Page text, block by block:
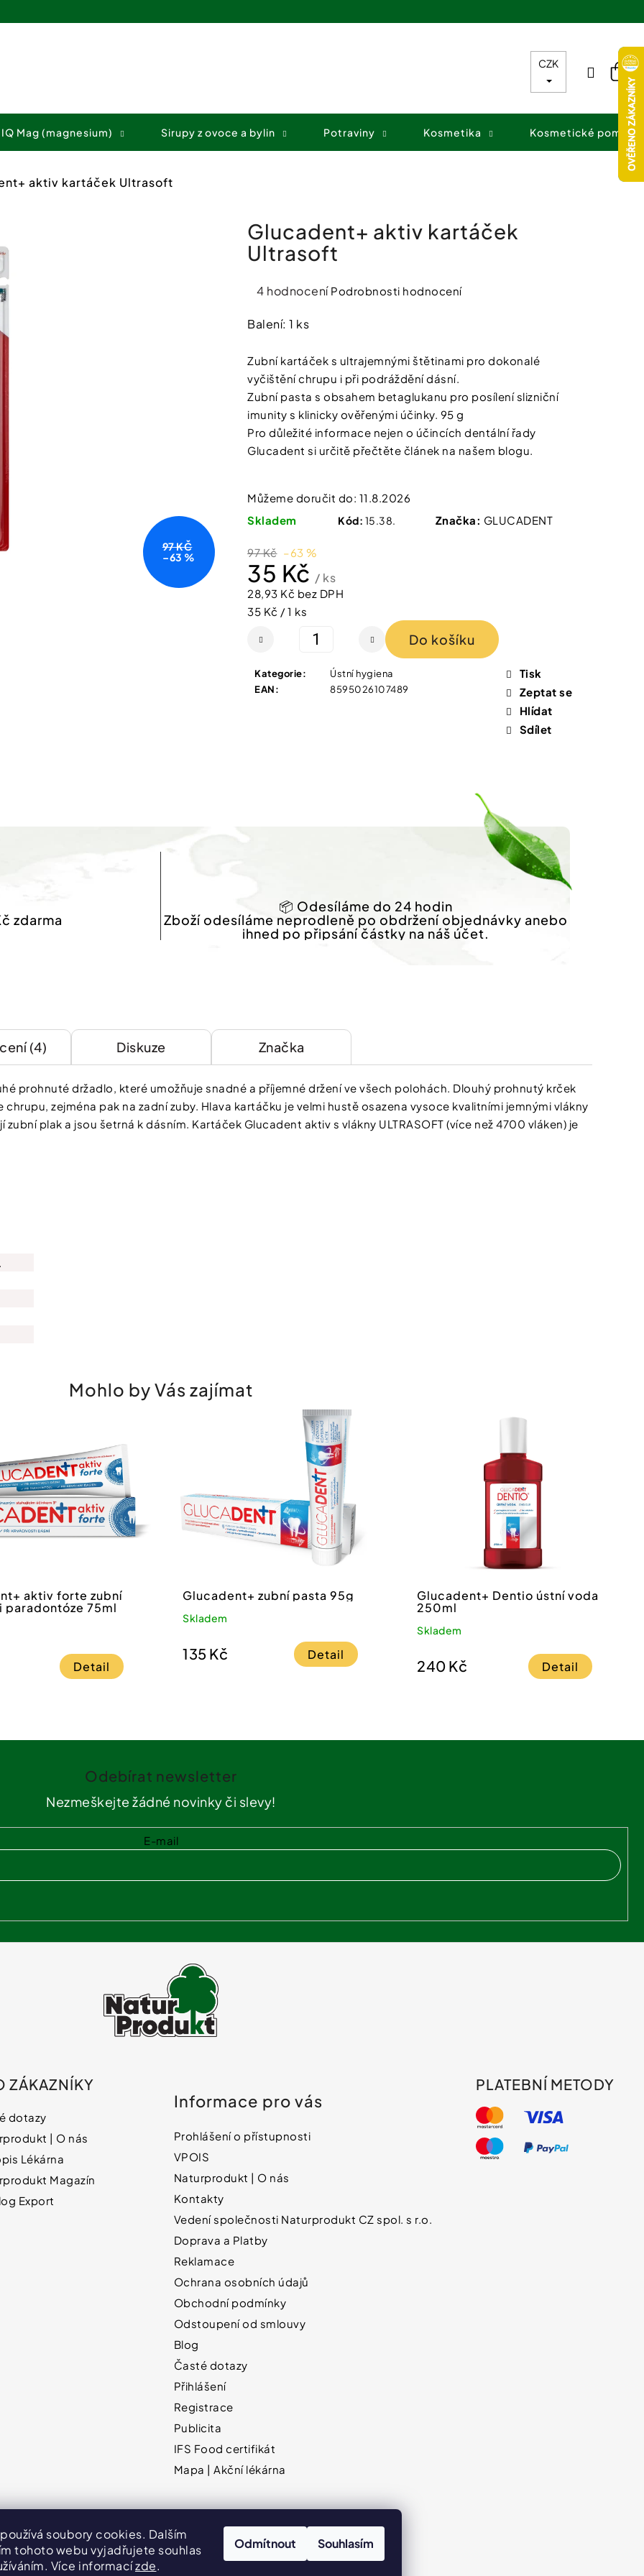
soubory cookies. Dalším
tohoto webu vyjadřujete souhlas
Více informacízde.
Odmítnout Souhlasím
Mag (magnesium) Sirupy z ovoce a bylin Potraviny Kosmetika Kosmetické
CZK
aktiv kartáček Ultrasoft
Průměrné
produktu
5,0
z
5
hvězdiček.
4 hodnocení Podrobnosti hodnocení
Glucadent+ aktiv kartáček
Ultrasoft
Balení: 1 ks
Zubní kartáček s ultrajemnými štětinami pro dokonalé
vyčištění chrupu i při podráždění dásní.
Zubní pasta s obsahem betaglukanu pro posílení slizniční
imunity s klinicky ověřenými účinky. 95 g
Pro důležité informace nejen o účincích dentální řady
Glucadent si určitě přečtěte článek na našem blogu.
Můžeme doručit do: 11.8.2026
Skladem
Kód: 15.38. Značka: GLUCADENT
97 Kč –63 %
35 Kč / ks
28,93 Kč bez DPH
Měrná
35 Kč / 1 ks
Do košíku
Kategorie:
Ústní hygiena
EAN: 8595026107489
Tisk
Zeptat se
Hlídat
Sdílet
97 KČ
–63 %
zdarma
📦 Odesíláme do 24 hodin
Zboží odesíláme neprodleně po obdržení objednávky anebo
ihned po připsání částky na náš účet.
(4) Diskuze Značka
prohnuté držadlo, které umožňuje snadné a příjemné držení ve všech polohách. Dlouhý prohnutý krček
zejména pak na zadní zuby. Hlava kartáčku je velmi hustě osazena vysoce kvalitními jemnými vlákny
plak a jsou šetrná k dásním. Kartáček Glucadent aktiv s vlákny ULTRASOFT (více než 4700 vláken) je
Mohlo by Vás zajímat
aktiv forte zubní
paradontóze 75ml
Detail
Glucadent+ zubní pasta 95g
Skladem
135 Kč Detail
Glucadent+ Dentio ústní voda
250ml
Skladem
240 Kč Detail
HLEDAT
VYŽIVUJÍCÍ A HYDRATAČNÍ
S BAM. MÁSLEM 1 PÁR
Kč
NATURPRODUKT IZOFET SLIM
188 Kč
Odebírat newsletter
Nezmeškejte žádné novinky či slevy!
E-mail
ZÁKAZNÍKY
dotazy
| O nás
Lékárna
Magazín
Export
Informace pro vás
Prohlášení o přístupnosti
VPOIS
Naturprodukt | O nás
Kontakty
Vedení společnosti Naturprodukt CZ spol. s r.o.
Doprava a Platby
Reklamace
Ochrana osobních údajů
Obchodní podmínky
Odstoupení od smlouvy
Blog
Časté dotazy
Přihlášení
Registrace
Publicita
IFS Food certifikát
Mapa | Akční lékárna
PLATEBNÍ METODY
Hodnocení obchodu VPOIS Publicita
Registrovat se do newsletteru
*Slevový kód lze uplatit při nákupu nad 550 Kč.
Odesláním formuláře souhlasíte se
osobníchúdajů